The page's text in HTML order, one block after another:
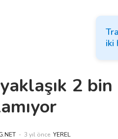
iki
2
3 yıl önce YEREL